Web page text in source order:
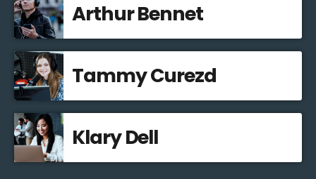
Arthur Bennet
Tammy Curezd
Klary Dell